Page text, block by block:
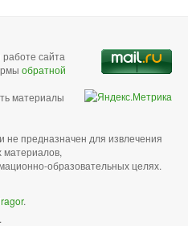
сайта
обратной
материалы
не предназначен для извлечения
материалов,
образовательных целях.
.